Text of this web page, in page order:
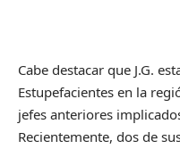
Cabe destacar que J.G.
Estupefacientes en la
jefes anteriores
Recientemente, dos de